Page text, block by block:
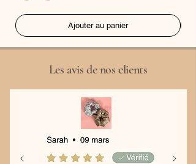
Ajouter au panier
Les avis de nos clients